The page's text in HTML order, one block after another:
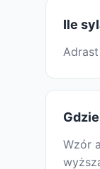
Ile
Wzór